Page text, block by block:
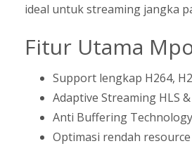
ideal untuk streaming jangka
Fitur Utama
Support lengkap H264,
Adaptive Streaming HLS &
Anti Buffering Technology
Optimasi rendah resource